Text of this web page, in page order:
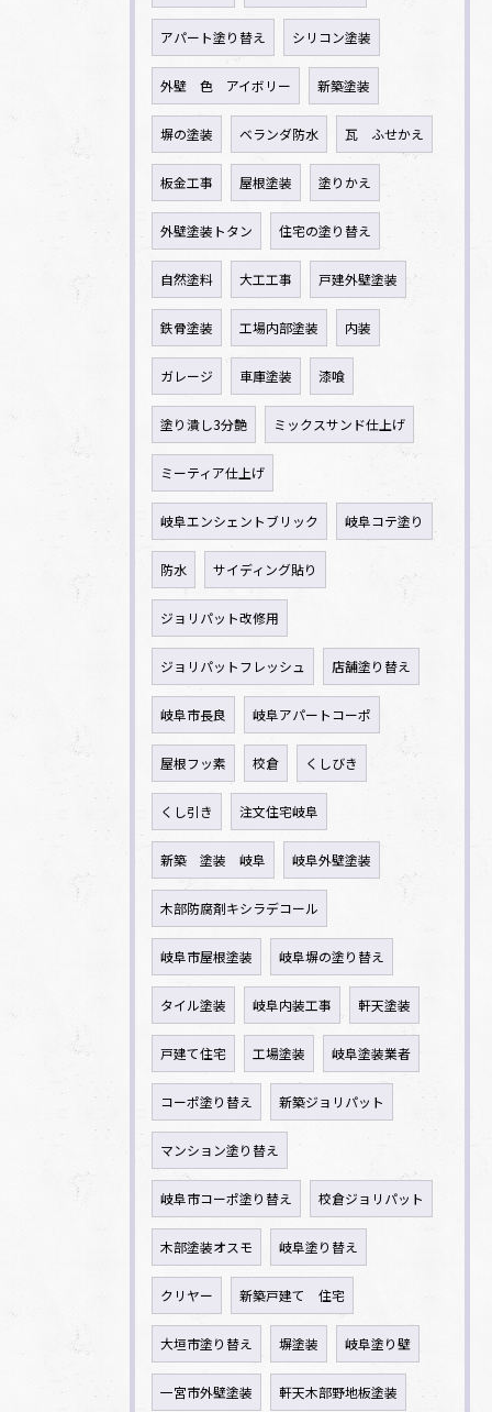
アパート塗り替え シリコン塗装
外壁 色 アイボリー 新築塗装
塀の塗装 ベランダ防水 瓦 ふせかえ
板金工事 屋根塗装 塗りかえ
外壁塗装トタン 住宅の塗り替え
自然塗料 大工工事 戸建外壁塗装
鉄骨塗装 工場内部塗装 内装
ガレージ 車庫塗装 漆喰
塗り潰し3分艶 ミックスサンド仕上げ
ミーティア仕上げ
岐阜エンシェントブリック 岐阜コテ塗り
防水 サイディング貼り
ジョリパット改修用
ジョリパットフレッシュ 店舗塗り替え
岐阜市長良 岐阜アパートコーポ
屋根フッ素 校倉 くしびき
くし引き 注文住宅岐阜
新築 塗装 岐阜 岐阜外壁塗装
木部防腐剤キシラデコール
岐阜市屋根塗装 岐阜塀の塗り替え
タイル塗装 岐阜内装工事 軒天塗装
戸建て住宅 工場塗装 岐阜塗装業者
コーポ塗り替え 新築ジョリパット
マンション塗り替え
岐阜市コーポ塗り替え 校倉ジョリパット
木部塗装オスモ 岐阜塗り替え
クリヤー 新築戸建て 住宅
大垣市塗り替え 塀塗装 岐阜塗り壁
一宮市外壁塗装 軒天木部野地板塗装